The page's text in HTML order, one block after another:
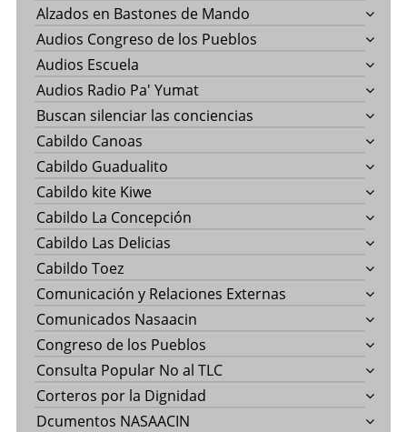
Alzados en Bastones de Mando
Audios Congreso de los Pueblos
Audios Escuela
Audios Radio Pa' Yumat
Buscan silenciar las conciencias
Cabildo Canoas
Cabildo Guadualito
Cabildo kite Kiwe
Cabildo La Concepción
Cabildo Las Delicias
Cabildo Toez
Comunicación y Relaciones Externas
Comunicados Nasaacin
Congreso de los Pueblos
Consulta Popular No al TLC
Corteros por la Dignidad
Dcumentos NASAACIN